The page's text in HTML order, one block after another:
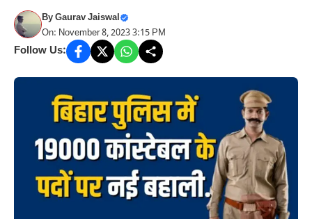
ByGaurav Jaiswal
On: November 8, 2023 3:15 PM
Follow Us: